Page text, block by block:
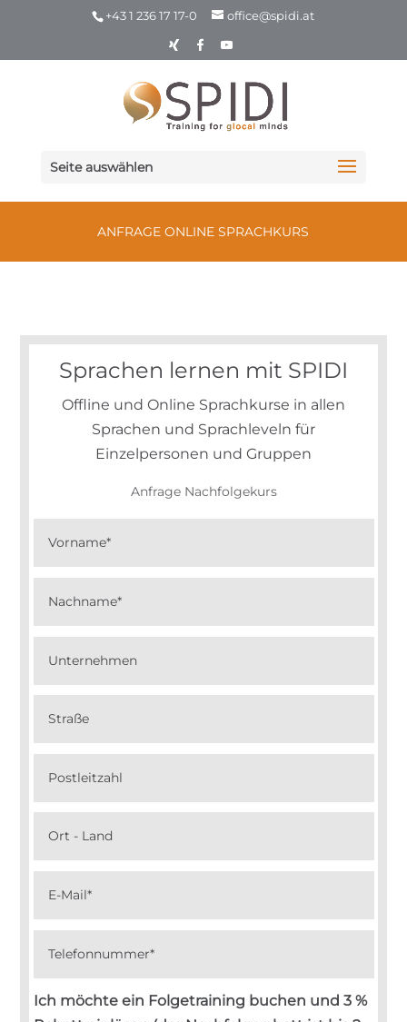
+43 1 236 17 17-0 office@spidi.at
Seite auswählen
ANFRAGE ONLINE SPRACHKURS
Sprachen lernen mit SPIDI
Offline und Online Sprachkurse in allen
Sprachen und Sprachleveln für
Einzelpersonen und Gruppen
Anfrage Nachfolgekurs
Ich möchte ein Folgetraining buchen und 3 %